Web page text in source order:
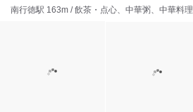
南行徳駅 163m / 飲茶・点心、中華粥、中華料理